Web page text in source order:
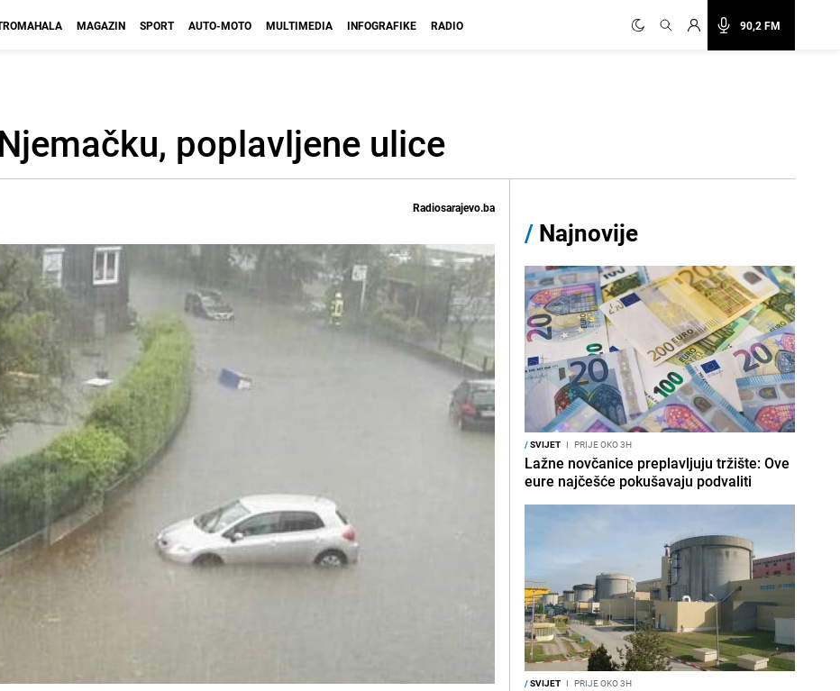
90,2 FM
MAGAZIN SPORT AUTO-MOTO MULTIMEDIA INFOGRAFIKE RADIO
poplavljene ulice
Radiosarajevo.ba
/ Najnovije
/SVIJET I PRIJE OKO 3H
Lažne novčanice preplavljuju tržište: Ove
eure najčešće pokušavaju podvaliti
/SVIJET I PRIJE OKO 3H